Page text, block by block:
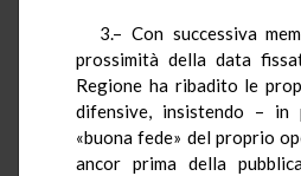
3.– Con successiva
prossimità della data
Regione ha ribadito le
difensive, insistendo – in
«buona fede» del proprio
ancor prima della